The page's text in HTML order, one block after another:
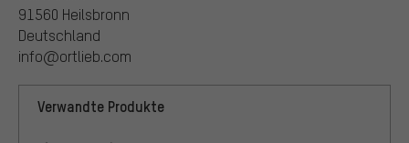
91560 Heilsbronn
Deutschland
info@ortlieb.com
Verwandte Produkte